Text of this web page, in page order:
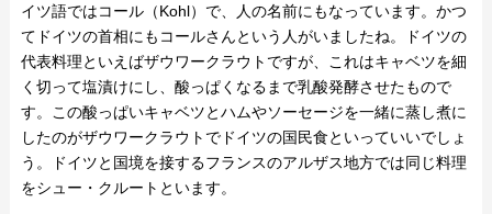
イツ語ではコール（Kohl）で、人の名前にもなっています。かつ
てドイツの首相にもコールさんという人がいましたね。ドイツの
代表料理といえばザウワークラウトですが、これはキャベツを細
く切って塩漬けにし、酸っぱくなるまで乳酸発酵させたもので
す。この酸っぱいキャベツとハムやソーセージを一緒に蒸し煮に
したのがザウワークラウトでドイツの国民食といっていいでしょ
う。ドイツと国境を接するフランスのアルザス地方では同じ料理
をシュー・クルートといます。